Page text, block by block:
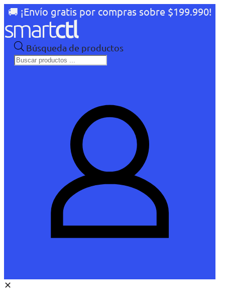
🚚 ¡Envío gratis por compras sobre $199.990!
Búsqueda de productos
✕